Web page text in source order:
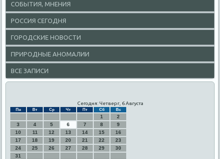
СОБЫТИЯ, МНЕНИЯ
РОССИЯ СЕГОДНЯ
ГОРОДСКИЕ НОВОСТИ
ПРИРОДНЫЕ АНОМАЛИИ
ВСЕ ЗАПИСИ
Сегодня: Четверг, 6 Августа
Пн Вт Ср Чт Пт Сб Вс
1
2
3
4 5 6 7 8
9
10
11 12 13 14 15
16
17
18 19 20 21 22
23
24
25 26 27 28 29
30
31